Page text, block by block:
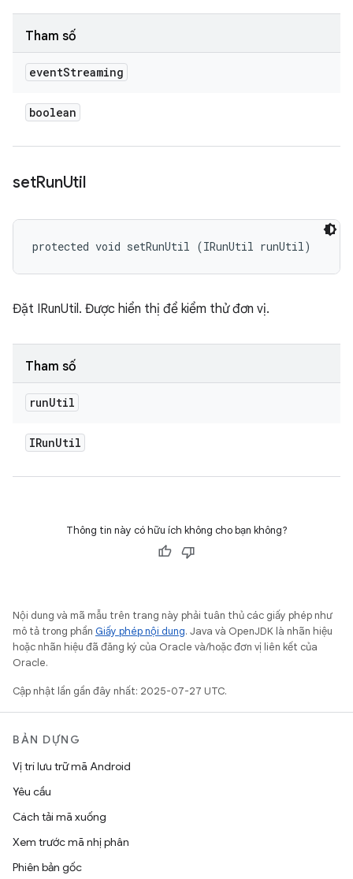
Tham số
eventStreaming
boolean
setRunUtil
protected void setRunUtil (IRunUtil runUtil)
Đặt IRunUtil. Được hiển thị để kiểm thử đơn vị.
Tham số
runUtil
IRunUtil
Thông tin này có hữu ích không cho bạn không?
Nội dung và mã mẫu trên trang này phải tuân thủ các giấy phép như
mô tả trong phần Giấy phép nội dung. Java và OpenJDK là nhãn hiệu
hoặc nhãn hiệu đã đăng ký của Oracle và/hoặc đơn vị liên kết của
Oracle.
Cập nhật lần gần đây nhất: 2025-07-27 UTC.
BẢN DỰNG
Vị trí lưu trữ mã Android
Yêu cầu
Cách tải mã xuống
Xem trước mã nhị phân
Phiên bản gốc